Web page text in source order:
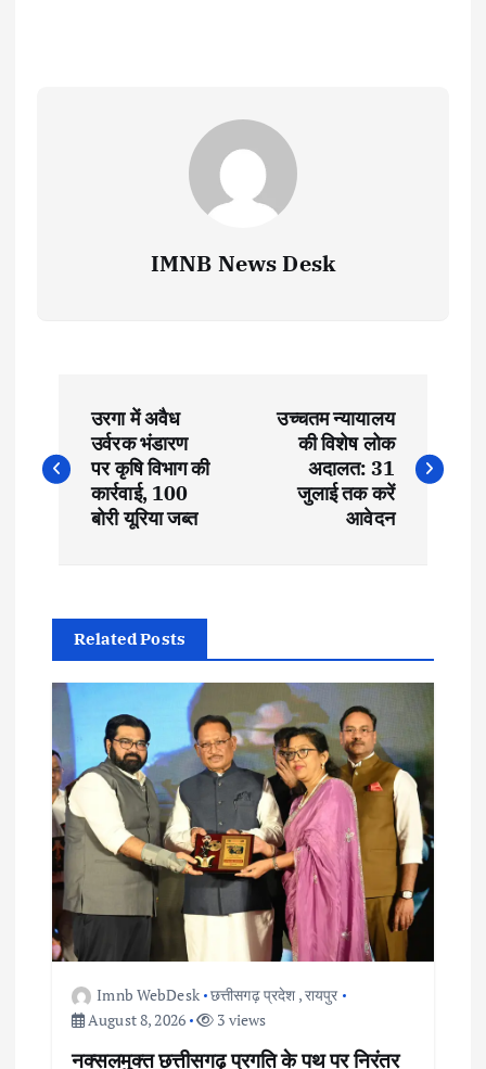
IMNB News Desk
o
n
a
g
a
t
उरगा में अवैध
उर्वरक भंडारण
पर कृषि विभाग की
कार्रवाई, 100
बोरी यूरिया जब्त
उच्चतम न्यायालय
की विशेष लोक
अदालत: 31
जुलाई तक करें
आवेदन
Related Posts
Imnb WebDesk छत्तीसगढ़ प्रदेश ,रायपुर
August 8, 2026
3 views
नक्सलमुक्त छत्तीसगढ़ प्रगति के पथ पर निरंतर